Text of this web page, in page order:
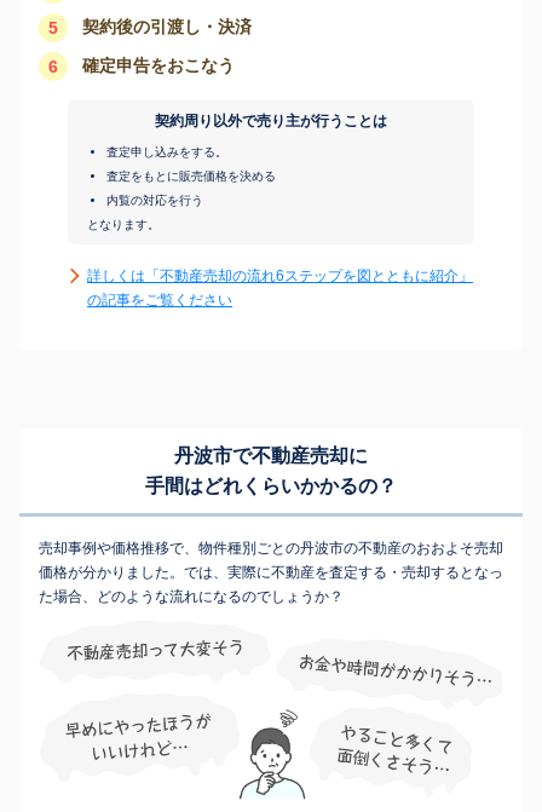
5 契約後の引渡し・決済
6 確定申告をおこなう
契約周り以外で売り主が行うことは
査定申し込みをする。
査定をもとに販売価格を決める
内覧の対応を行う
となります。
詳しくは「不動産売却の流れ6ステップを図とともに紹介」
の記事をご覧ください
丹波市で不動産売却に
手間はどれくらいかかるの？
売却事例や価格推移で、物件種別ごとの丹波市の不動産のおおよそ売却
価格が分かりました。では、実際に不動産を査定する・売却するとなっ
た場合、どのような流れになるのでしょうか？